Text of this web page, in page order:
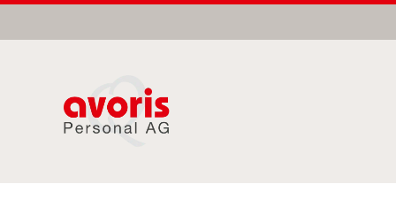
Inhalt